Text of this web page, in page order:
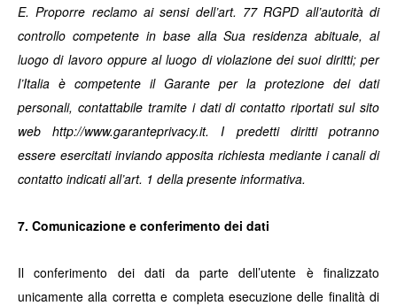
E. Proporre reclamo ai sensi dell’art. 77 RGPD all’autorità di
controllo competente in base alla Sua residenza abituale, al
luogo di lavoro oppure al luogo di violazione dei suoi diritti; per
l’Italia è competente il Garante per la protezione dei dati
personali, contattabile tramite i dati di contatto riportati sul sito
web http://www.garanteprivacy.it. I predetti diritti potranno
essere esercitati inviando apposita richiesta mediante i canali di
contatto indicati all’art. 1 della presente informativa.
7. Comunicazione e conferimento dei dati
Il conferimento dei dati da parte dell’utente è finalizzato
unicamente alla corretta e completa esecuzione delle finalità di